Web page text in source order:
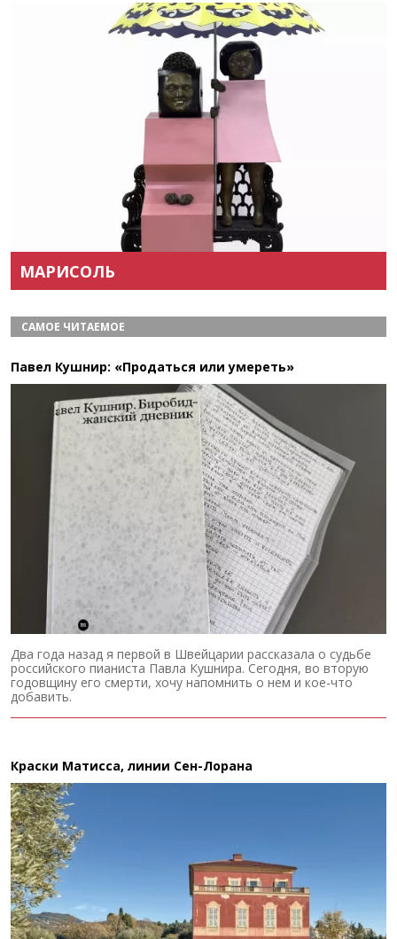
МАРИСОЛЬ
САМОЕ ЧИТАЕМОЕ
Павел Кушнир: «Продаться или умереть»
Два года назад я первой в Швейцарии рассказала о судьбе
российского пианиста Павла Кушнира. Сегодня, во вторую
годовщину его смерти, хочу напомнить о нем и кое-что
добавить.
Краски Матисса, линии Сен-Лорана